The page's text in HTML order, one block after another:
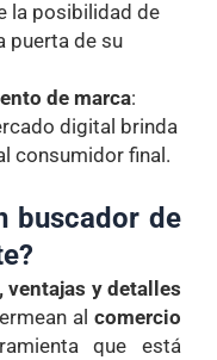
la posibilidad de
puerta de su
de marca:
digital brinda
consumidor final.
buscador de
ventajas y detalles
al comercio
que está